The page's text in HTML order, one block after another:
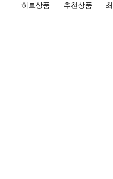
히트상품 추천상품